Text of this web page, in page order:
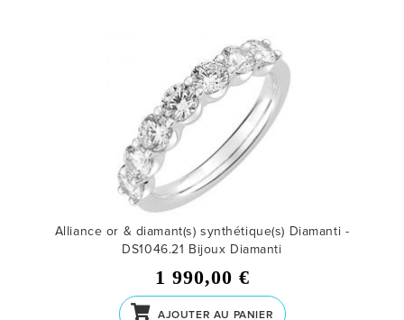
Alliance or & diamant(s) synthétique(s) Diamanti -
DS1046.21 Bijoux Diamanti
1 990,00 €
AJOUTER AU PANIER